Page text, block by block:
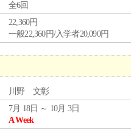
全6回
22,360円
一般22,360円/入学者20,090円
川野 文彰
7月 18日 ～ 10月 3日
A Week